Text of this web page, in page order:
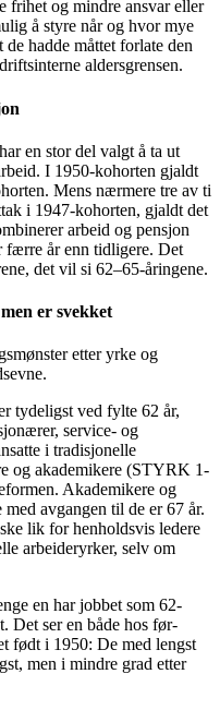
frihet og mindre ansvar eller
å styre når og hvor mye
hadde måttet forlate den
aldersgrensen.
en stor del valgt å ta ut
I 1950-kohorten gjaldt
Mens nærmere tre av ti
i 1947-kohorten, gjaldt det
arbeid og pensjon
færre år enn tidligere. Det
det vil si 62–65-åringene.
er svekket
etter yrke og
tydeligst ved fylte 62 år,
service- og
i tradisjonelle
og akademikere (STYRK 1-
Akademikere og
avgangen til de er 67 år.
lik for henholdsvis ledere
arbeideryrker, selv om
en har jobbet som 62-
Det ser en både hos før-
født i 1950: De med lengst
men i mindre grad etter